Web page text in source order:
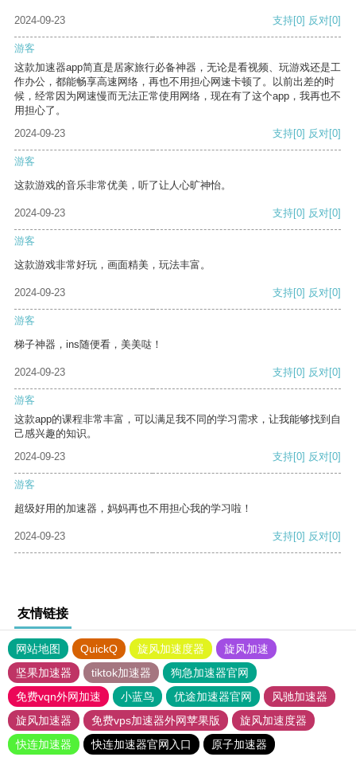
2024-09-23 支持[0] 反对[0]
游客
这款加速器app简直是居家旅行必备神器，无论是看视频、玩游戏还是工
作办公，都能畅享高速网络，再也不用担心网速卡顿了。以前出差的时
候，经常因为网速慢而无法正常使用网络，现在有了这个app，我再也不
用担心了。
2024-09-23
支持[0] 反对[0]
游客
这款游戏的音乐非常优美，听了让人心旷神怡。
2024-09-23 支持[0] 反对[0]
游客
这款游戏非常好玩，画面精美，玩法丰富。
2024-09-23 支持[0] 反对[0]
游客
梯子神器，ins随便看，美美哒！
2024-09-23 支持[0] 反对[0]
游客
这款app的课程非常丰富，可以满足我不同的学习需求，让我能够找到自
己感兴趣的知识。
2024-09-23
支持[0] 反对[0]
游客
超级好用的加速器，妈妈再也不用担心我的学习啦！
2024-09-23 支持[0] 反对[0]
友情链接
网站地图 QuickQ 旋风加速度器
旋风加速
坚果加速器
tiktok加速器
狗急加速器官网
免费vqn外网加速
小蓝鸟 优途加速器官网
风驰加速器
旋风加速器
免费vps加速器外网苹果版
旋风加速度器
快连加速器
快连加速器官网入口 原子加速器